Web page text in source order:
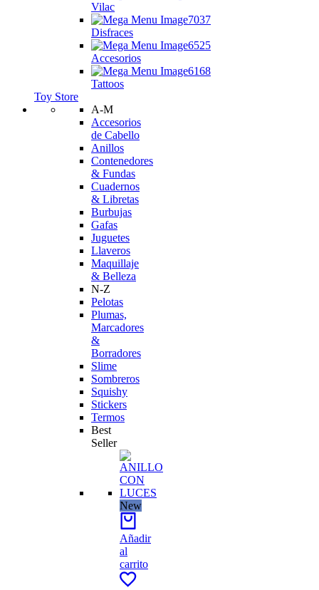
Vilac
Disfraces
Accesorios
Tattoos
Toy Store
A-M
Accesorios
de Cabello
Anillos
Contenedores
& Fundas
Cuadernos
& Libretas
Burbujas
Gafas
Juguetes
Llaveros
Maquillaje
& Belleza
N-Z
Pelotas
Plumas,
Marcadores
&
Borradores
Slime
Sombreros
Squishy
Stickers
Termos
Best
Seller
New
Añadir
al
carrito